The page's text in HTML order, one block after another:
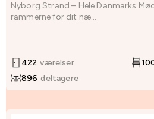
Nyborg Strand – Hele Danmarks
rammerne for dit næ...
422 værelser
896 deltagere